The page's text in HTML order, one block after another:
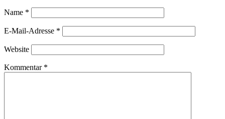
Name *
E-Mail-Adresse *
Website
Kommentar *